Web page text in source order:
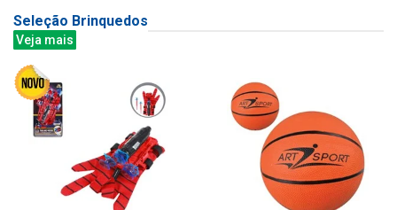
Seleção Brinquedos
Veja mais